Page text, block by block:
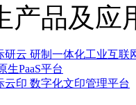
产品及应
研云 研制一体化工业互联
生PaaS平台
云印 数字化文印管理平台